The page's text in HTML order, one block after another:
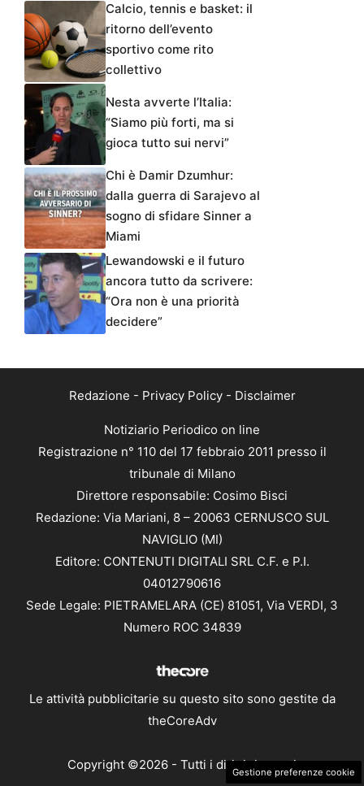
Calcio, tennis e basket: il
ritorno dell’evento
sportivo come rito
collettivo
Nesta avverte l’Italia:
“Siamo più forti, ma si
gioca tutto sui nervi”
Chi è Damir Dzumhur:
dalla guerra di Sarajevo al
sogno di sfidare Sinner a
Miami
Lewandowski e il futuro
ancora tutto da scrivere:
“Ora non è una priorità
decidere”
Redazione - Privacy Policy- Disclaimer
Notiziario Periodico on line
Registrazione n° 110 del 17 febbraio 2011 presso il
tribunale di Milano
Direttore responsabile: Cosimo Bisci
Redazione: Via Mariani, 8 – 20063 CERNUSCO SUL
NAVIGLIO (MI)
Editore: CONTENUTI DIGITALI SRL C.F. e P.I.
04012790616
Sede Legale: PIETRAMELARA (CE) 81051, Via VERDI, 3
Numero ROC 34839
Le attività pubblicitarie su questo sito sono gestite da
theCoreAdv
Copyright ©2026 - Tutti i diritti riservati
Gestione preferenze cookie